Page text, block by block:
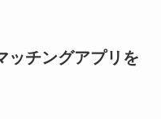
ッチングアプリを